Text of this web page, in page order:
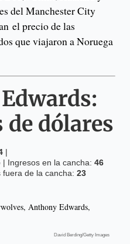
del Manchester City
el precio de las
que viajaron a Noruega
:
dólares
|
| Ingresos en la cancha: 46
fuera de la cancha: 23
David Berding/Getty Images